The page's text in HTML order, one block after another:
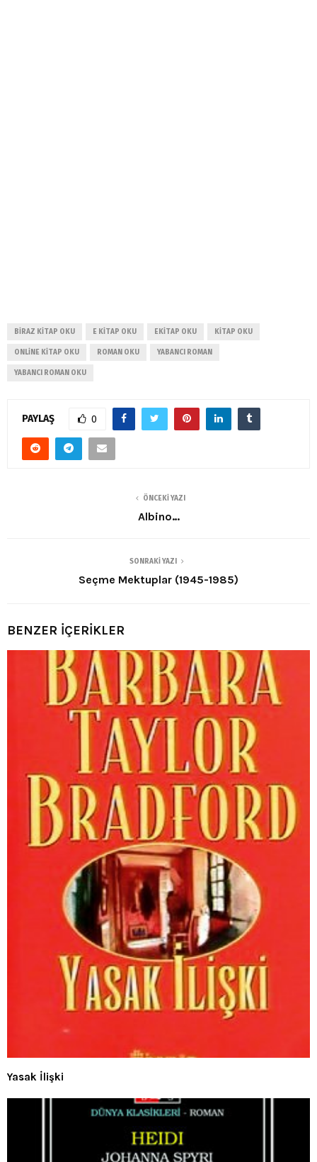
BIRAZ KITAP OKU E KITAP OKU EKITAP OKU KITAP OKU
ONLINE KITAP OKU ROMAN OKU YABANCI ROMAN
YABANCI ROMAN OKU
PAYLAŞ 0
ÖNCEKI YAZI
Albino…
SONRAKI YAZI
Seçme Mektuplar (1945-1985)
BENZER İÇERİKLER
Yasak İlişki